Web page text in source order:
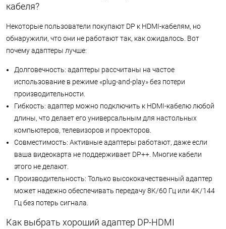
кабеля?
Некоторые пользователи покупают DP к HDMI-кабелям, но
обнаружили, что они не работают так, как ожидалось. Вот
почему адаптеры лучше:
Долговечность: адаптеры рассчитаны на частое
использование в режиме «plug-and-play» без потери
производительности.
Гибкость: адаптер можно подключить к HDMI-кабелю любой
длины, что делает его универсальным для настольных
компьютеров, телевизоров и проекторов.
Совместимость: Активные адаптеры работают, даже если
ваша видеокарта не поддерживает DP++. Многие кабели
этого не делают.
Производительность: Только высококачественный адаптер
может надежно обеспечивать передачу 8K/60 Гц или 4K/144
Гц без потерь сигнала.
Как выбрать хороший адаптер DP-HDMI